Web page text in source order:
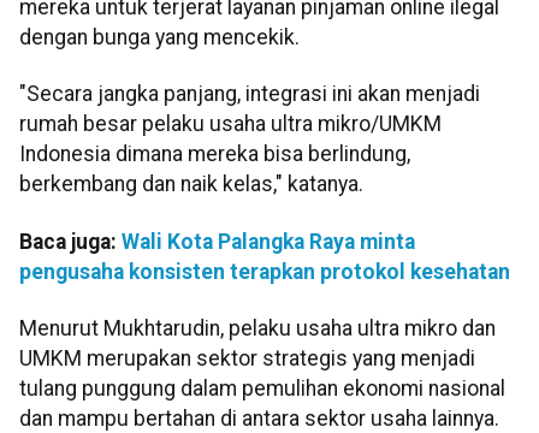
mereka untuk terjerat layanan pinjaman online ilegal
dengan bunga yang mencekik.
"Secara jangka panjang, integrasi ini akan menjadi
rumah besar pelaku usaha ultra mikro/UMKM
Indonesia dimana mereka bisa berlindung,
berkembang dan naik kelas," katanya.
Baca juga: Wali Kota Palangka Raya minta
pengusaha konsisten terapkan protokol kesehatan
Menurut Mukhtarudin, pelaku usaha ultra mikro dan
UMKM merupakan sektor strategis yang menjadi
tulang punggung dalam pemulihan ekonomi nasional
dan mampu bertahan di antara sektor usaha lainnya.